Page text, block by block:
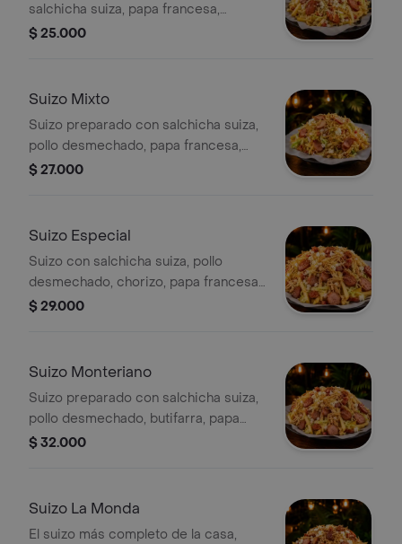
salchicha suiza, papa francesa,
lechuga fresca, cebolla, papa ripio y
$ 25.000
Suizo Mixto
Suizo preparado con salchicha suiza,
pollo desmechado, papa francesa,
lechuga, cebolla, papa ripio y queso
$ 27.000
Suizo Especial
Suizo con salchicha suiza, pollo
desmechado, chorizo, papa francesa,
lechuga, cebolla, papa ripio y queso
$ 29.000
Suizo Monteriano
Suizo preparado con salchicha suiza,
pollo desmechado, butifarra, papa
francesa, lechuga, cebolla, papa ripio
$ 32.000
Suizo La Monda
El suizo más completo de la casa,